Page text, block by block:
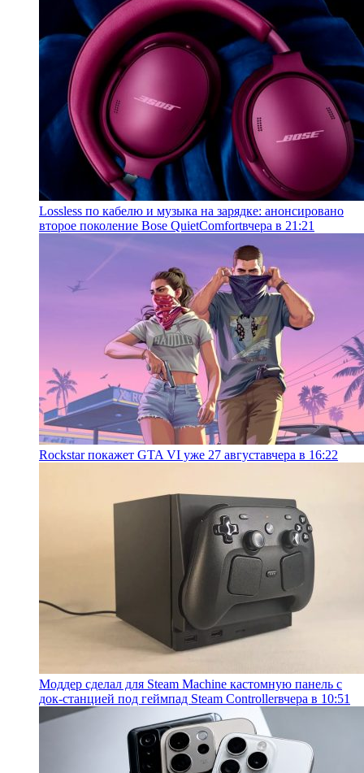
Lossless по кабелю и музыка на зарядке: анонсировано
второе поколение Bose QuietComfortвчера в 21:21
Rockstar покажет GTA VI уже 27 августавчера в 16:22
Моддер сделал для Steam Machine кастомную панель с
док-станцией под геймпад Steam Controllerвчера в 10:51